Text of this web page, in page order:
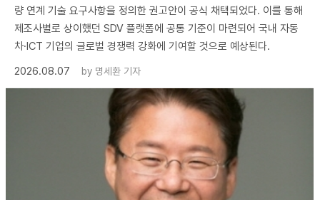
량 연계 기술 요구사항을 정의한 권고안이 공식 채택되었다. 이를 통해
제조사별로 상이했던 SDV 플랫폼에 공통 기준이 마련되어 국내 자동
차·ICT 기업의 글로벌 경쟁력 강화에 기여할 것으로 예상된다.
2026.08.07
by 명세환 기자